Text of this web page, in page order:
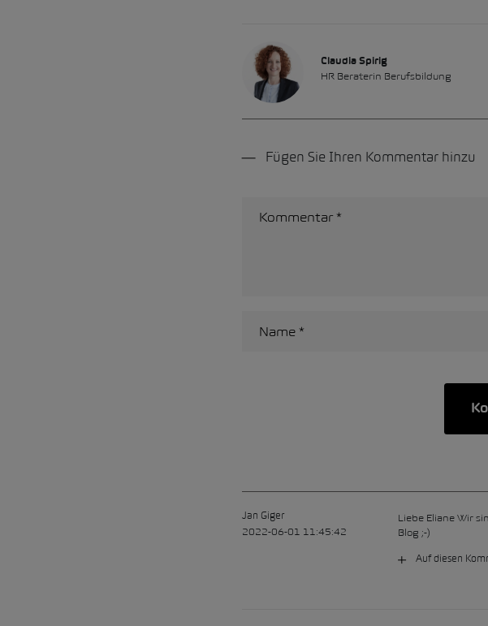
Claudia Spirig
HR Beraterin Berufsbildung
Fügen Sie Ihren Kommentar hinzu
Jan Giger
2022-06-01 11:45:42
Liebe Eliane Wir
Blog ;-)
Auf diesen